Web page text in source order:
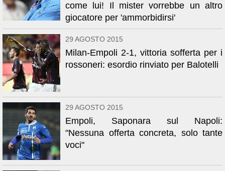
come lui! Il mister vorrebbe un altro
giocatore per 'ammorbidirsi'
29 AGOSTO 2015
Milan-Empoli 2-1, vittoria sofferta per i
rossoneri: esordio rinviato per Balotelli
29 AGOSTO 2015
Empoli, Saponara sul Napoli:
"Nessuna offerta concreta, solo tante
voci"